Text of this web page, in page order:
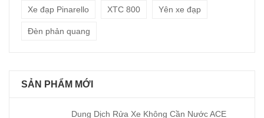
Xe đạp Pinarello XTC 800 Yên xe đạp
Đèn phản quang
SẢN PHẨM MỚI
Dung Dịch Rửa Xe Không Cần Nước ACE